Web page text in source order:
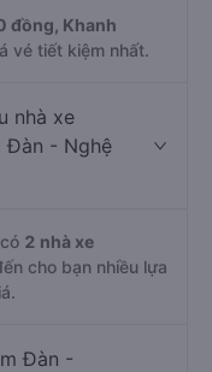
đồng, Khanh
vé tiết kiệm nhất.
nhà xe
Đàn - Nghệ
2 nhà xe
cho bạn nhiều lựa
Đàn -